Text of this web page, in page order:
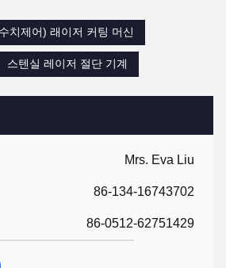
Mrs. Eva Liu
86-134-16743702
86-0512-62751429
치제어) 래이저 커팅 머신
스텐실 레이저 절단 기계